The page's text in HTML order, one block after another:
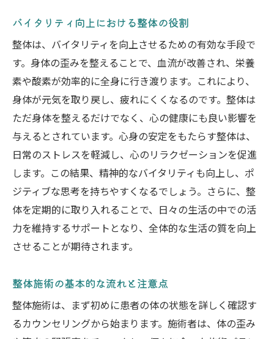
整体を通じた自己ケアの実践方法
整体と他の健康法の組み合わせによる相乗効果
整体とヨガの相乗効果
整体と瞑想を組み合わせた新しい健康法
フィットネスと整体の効果的な統合
整体とアロマセラピーの組み合わせで得ら
れるリラクゼーション
整体と栄養療法の連携による健康増進
整体による心身のデトックスアプローチ
整体を利用したバイタリティ向上のためのセル
フケア方法
自宅でできる簡単な整体セルフケア
整体的マッサージテクニックの紹介
継続的なバイタリティ向上のためのセルフ
ケア計画
バイタリティ向上における整体の役割
整体は、バイタリティを向上させるための有効な手段で
す。身体の歪みを整えることで、血流が改善され、栄養
素や酸素が効率的に全身に行き渡ります。これにより、
身体が元気を取り戻し、疲れにくくなるのです。整体は
ただ身体を整えるだけでなく、心の健康にも良い影響を
与えるとされています。心身の安定をもたらす整体は、
日常のストレスを軽減し、心のリラクゼーションを促進
します。この結果、精神的なバイタリティも向上し、ポ
ジティブな思考を持ちやすくなるでしょう。さらに、整
体を定期的に取り入れることで、日々の生活の中での活
力を維持するサポートとなり、全体的な生活の質を向上
させることが期待されます。
整体施術の基本的な流れと注意点
整体施術は、まず初めに患者の体の状態を詳しく確認す
るカウンセリングから始まります。施術者は、体の歪み